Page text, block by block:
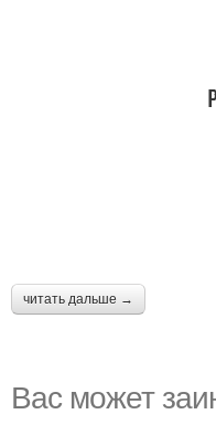
читать дальше →
Вас может